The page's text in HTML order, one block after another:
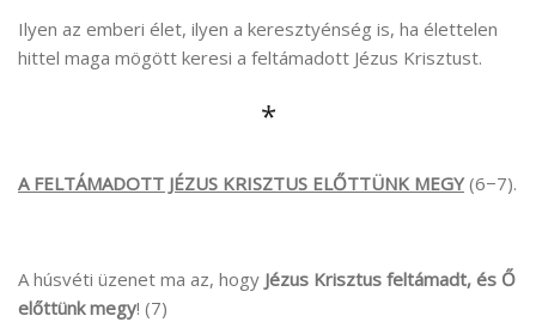
Ilyen az emberi élet, ilyen a keresztyénség is, ha élettelen
hittel maga mögött keresi a feltámadott Jézus Krisztust.
*
A FELTÁMADOTT JÉZUS KRISZTUS ELŐTTÜNK MEGY(6−7).
A húsvéti üzenet ma az, hogy Jézus Krisztus feltámadt, és Ő
előttünk megy! (7)